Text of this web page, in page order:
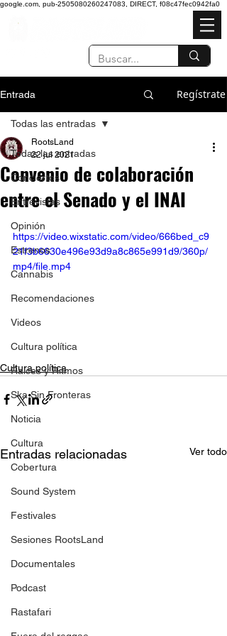
google.com, pub-2505080260247083, DIRECT, f08c47fec0942fa0
Entrada Regístrate
Todas las entradas
Conciertos
Entrevistas
Opinión
Estrenos
Cannabis
Recomendaciones
Videos
Cultura política
Raíces y Ritmos
Ska Sin Fronteras
Noticia
Cultura
Cobertura
Sound System
Festivales
Sesiones RootsLand
Documentales
Podcast
Rastafari
Todas las entradas
Convenio de colaboración
entre el Senado y el INAI
RootsLand
22 jul 2021
https://video.wixstatic.com/video/666bed_c9
21f3b6630e496e93d9a8c865e991d9/360p/
mp4/file.mp4
Cultura política
Entradas relacionadas Ver todo